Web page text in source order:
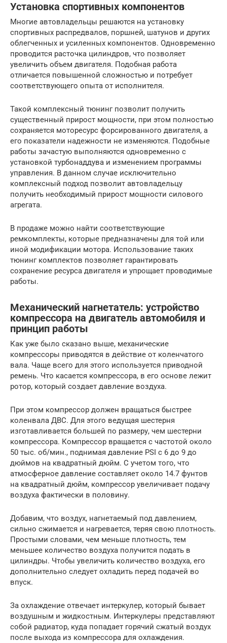
Установка спортивных компонентов
Многие автовладельцы решаются на установку
спортивных распредвалов, поршней, шатунов и других
облегченных и усиленных компонентов. Одновременно
проводится расточка цилиндров, что позволяет
увеличить объем двигателя. Подобная работа
отличается повышенной сложностью и потребует
соответствующего опыта от исполнителя.
Такой комплексный тюнинг позволит получить
существенный прирост мощности, при этом полностью
сохраняется моторесурс форсированного двигателя, а
его показатели надежности не изменяются. Подобные
работы зачастую выполняются одновременно с
установкой турбонаддува и изменением программы
управления. В данном случае исключительно
комплексный подход позволит автовладельцу
получить необходимый прирост мощности силового
агрегата.
В продаже можно найти соответствующие
ремкомплекты, которые предназначены для той или
иной модификации мотора. Использование таких
тюнинг комплектов позволяет гарантировать
сохранение ресурса двигателя и упрощает проводимые
работы.
Механический нагнетатель: устройство
компрессора на двигатель автомобиля и
принцип работы
Как уже было сказано выше, механические
компрессоры приводятся в действие от коленчатого
вала. Чаще всего для этого используется приводной
ремень. Что касается компрессора, в его основе лежит
ротор, который создает давление воздуха.
При этом компрессор должен вращаться быстрее
коленвала ДВС. Для этого ведущая шестерня
изготавливается большей по размеру, чем шестерни
компрессора. Компрессор вращается с частотой около
50 тыс. об/мин., поднимая давление PSI с 6 до 9 до
дюймов на квадратный дюйм. С учетом того, что
атмосферное давление составляет около 14.7 фунтов
на квадратный дюйм, компрессор увеличивает подачу
воздуха фактически в половину.
Добавим, что воздух, нагнетаемый под давлением,
сильно сжимается и нагревается, теряя свою плотность.
Простыми словами, чем меньше плотность, тем
меньшее количество воздуха получится подать в
цилиндры. Чтобы увеличить количество воздуха, его
дополнительно следует охладить перед подачей во
впуск.
За охлаждение отвечает интеркулер, который бывает
воздушным и жидкостным. Интеркулеры представляют
собой радиатор, куда попадает горячий сжатый воздух
после выхода из компрессора для охлаждения.